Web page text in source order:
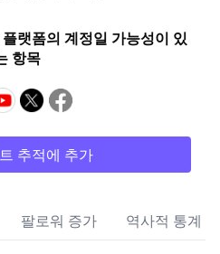
랫폼의 계정일 가능성이 있
항목
추적에 추가
팔로워 증가 역사적 통계